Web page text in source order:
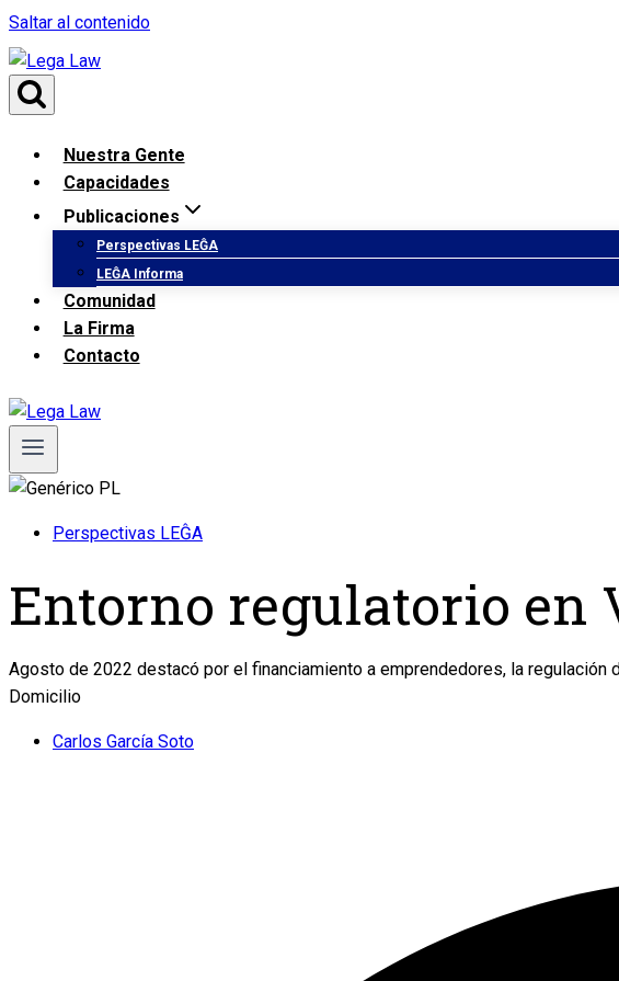
Saltar al contenido
Nuestra Gente
Capacidades
Publicaciones
Perspectivas LEĜA
LEĜA Informa
Comunidad
La Firma
Contacto
Perspectivas LEĜA
Entorno regulatorio en
Agosto de 2022 destacó por el financiamiento a emprendedores, la regulación
Domicilio
Carlos García Soto